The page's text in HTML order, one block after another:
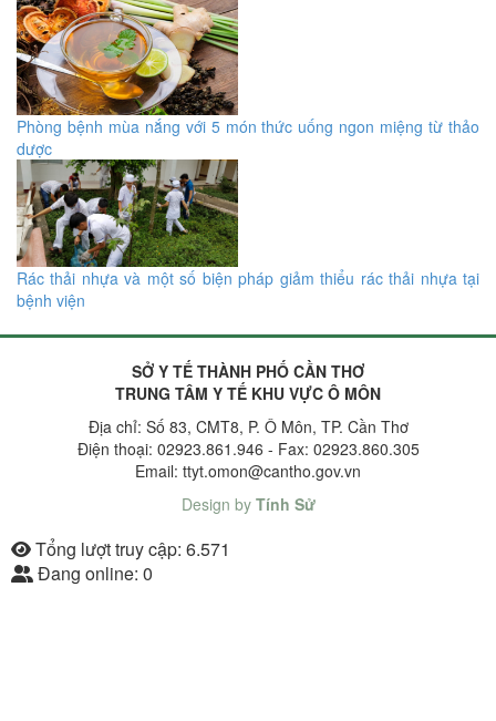
Phòng bệnh mùa nắng với 5 món thức uống ngon miệng từ thảo
dược
Rác thải nhựa và một số biện pháp giảm thiểu rác thải nhựa tại
bệnh viện
SỞ Y TẾ THÀNH PHỐ CẦN THƠ
TRUNG TÂM Y TẾ KHU VỰC Ô MÔN
Địa chỉ: Số 83, CMT8, P. Ô Môn, TP. Cần Thơ
Điện thoại: 02923.861.946 - Fax: 02923.860.305
Email: ttyt.omon@cantho.gov.vn
Design by Tính Sử
Tổng lượt truy cập: 6.571
Đang online: 0